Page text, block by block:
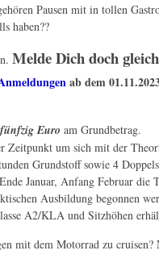
Pausen mit in tollen
haben??
Melde Dich doch
ab dem
Euro am Grundbetrag.
Zeitpunkt um sich mit der
Grundstoff sowie 4
Januar, Anfang Februar
Ausbildung begonnen
A2/KLA und Sitzhöhen
mit dem Motorrad zu cruisen?